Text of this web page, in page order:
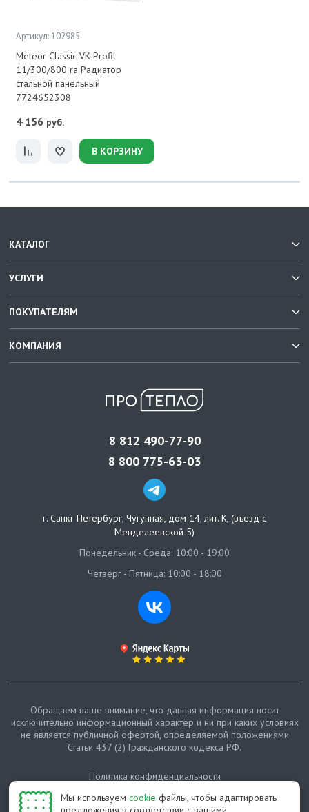
Артикул: 102985
Meteor Classic VK-Profil
11/300/800 ra Радиатор
стальной панельный
7724652308
4 156 руб.
В КОРЗИНУ
Мы используем cookie файлы, чтобы адаптировать
КАТАЛОГ
УСЛУГИ
ПОКУПАТЕЛЯМ
КОМПАНИЯ
8 812 490-77-90
8 800 775-63-03
г. Санкт-Петербург, Чугунная, дом 14, лит. К, (въезд с
Менделеевской 5)
Понедельник - Среда: 10:00 - 19:00
Четверг - Пятница: 10:00 - 18:00
Обращаем ваше внимание, что данная информация носит
исключительно информационный характер и ни при каких условиях
не является публичной офертой, определяемой положениями
Статьи 437 (2) Гражданского кодекса РФ.
Политика конфиденциальности
Карта сайта